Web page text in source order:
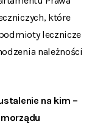
które
lecznicze
należności
na kim –